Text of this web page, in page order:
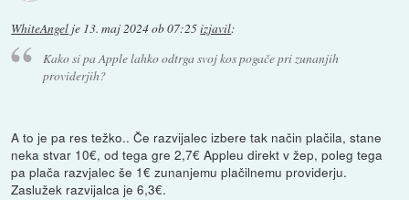
WhiteAngel je 13. maj 2024 ob 07:25izjavil:
Kako si pa Apple lahko odtrga svoj kos pogače pri zunanjih
providerjih?
A to je pa res težko.. Če razvijalec izbere tak način plačila, stane
neka stvar 10€, od tega gre 2,7€ Appleu direkt v žep, poleg tega
pa plača razvjalec še 1€ zunanjemu plačilnemu providerju.
Zaslužek razvijalca je 6,3€.